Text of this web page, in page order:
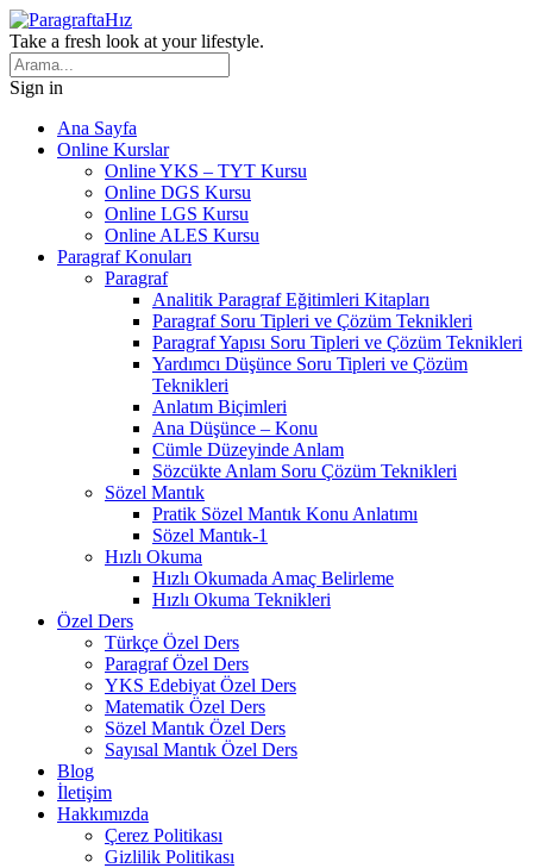
Take a fresh look at your lifestyle.
Sign in
Ana Sayfa
Online Kurslar
Online YKS – TYT Kursu
Online DGS Kursu
Online LGS Kursu
Online ALES Kursu
Paragraf Konuları
Paragraf
Analitik Paragraf Eğitimleri Kitapları
Paragraf Soru Tipleri ve Çözüm Teknikleri
Paragraf Yapısı Soru Tipleri ve Çözüm Teknikleri
Yardımcı Düşünce Soru Tipleri ve Çözüm
Teknikleri
Anlatım Biçimleri
Ana Düşünce – Konu
Cümle Düzeyinde Anlam
Sözcükte Anlam Soru Çözüm Teknikleri
Sözel Mantık
Pratik Sözel Mantık Konu Anlatımı
Sözel Mantık-1
Hızlı Okuma
Hızlı Okumada Amaç Belirleme
Hızlı Okuma Teknikleri
Özel Ders
Türkçe Özel Ders
Paragraf Özel Ders
YKS Edebiyat Özel Ders
Matematik Özel Ders
Sözel Mantık Özel Ders
Sayısal Mantık Özel Ders
Blog
İletişim
Hakkımızda
Çerez Politikası
Gizlilik Politikası